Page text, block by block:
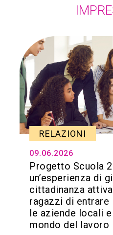
RELAZIONI
09.06.2026
Progetto Scuola
un’esperienza di
cittadinanza
ragazzi di
le aziende locali
mondo del lavoro